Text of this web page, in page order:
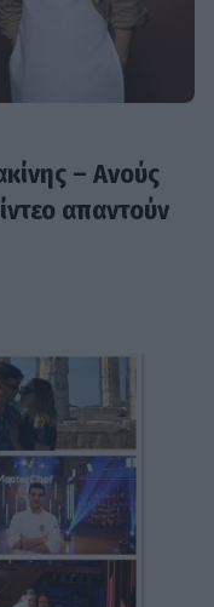
– Ανούς
απαντούν